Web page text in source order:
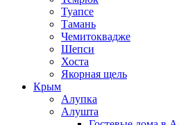
Туапсе
Тамань
Чемитоквадже
Шепси
Хоста
Якорная щель
Крым
Алупка
Алушта